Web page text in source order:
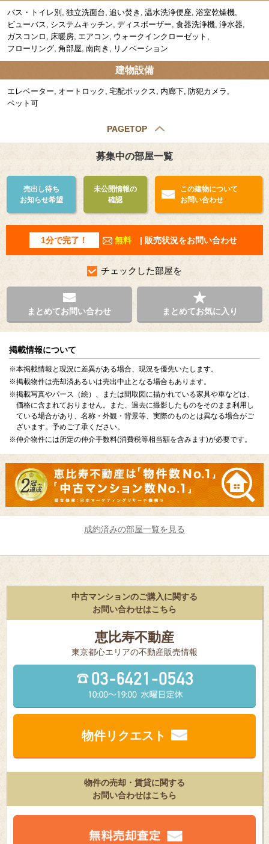
バス・トイレ別 独立洗面台 追い焚き 温水洗浄便座 浴室乾燥機
ビューバス
システムキッチン ディスポーザー 食器洗浄機 浄水器
ガスコンロ
床暖房 エアコン ウォークインクローゼット
フローリング 角部屋 南向き リノベーション
建物設備
エレベーター オートロック 宅配ボックス 内廊下 防犯カメラ
ペット可
PAGETOP
募集中の部屋一覧
売出し待ち
お知らせ希望
未公開情報の
確認
この建物について
お問い合わせ
1分で完了！ 無料 | 販売状況をお問い合わせ
チェックした部屋を
まとめてお問い合わせ まとめてお気に入り
掲載情報について
※本掲載情報と現況に差異がある場合、現況を優先いたします。
※掲載物件は売却済あるいは売出中止となる場合もあります。
※掲載写真やパース（絵）、または間取図に描かれている家具や車などは、
価格に含まれておりません。また、過去に撮影したものをそのまま利用し
ている場合があり、名称・外観・背景等、実際のものとは異なる場合がご
ざいます。予めご了承ください。
※仲介物件には所定の仲介手数料(消費税等相当額を含みます)が必要です。
成約済みの部屋一覧を見る
中古マンションのご購入に関する
お問い合わせはこちら
恵比寿不動産
東京都⼼エリアの不動産販売情報
物件リクエスト
物件の売却・賃貸に関する
お問い合わせはこちら